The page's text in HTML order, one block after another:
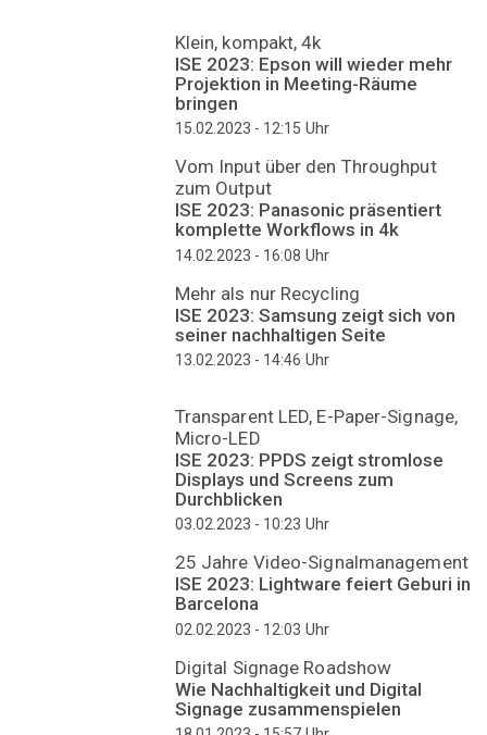
Klein, kompakt, 4k
ISE 2023: Epson will wieder mehr
Projektion in Meeting-Räume
bringen
15.02.2023 - 12:15 Uhr
Vom Input über den Throughput
zum Output
ISE 2023: Panasonic präsentiert
komplette Workflows in 4k
14.02.2023 - 16:08 Uhr
Mehr als nur Recycling
ISE 2023: Samsung zeigt sich von
seiner nachhaltigen Seite
13.02.2023 - 14:46 Uhr
Transparent LED, E-Paper-Signage,
Micro-LED
ISE 2023: PPDS zeigt stromlose
Displays und Screens zum
Durchblicken
03.02.2023 - 10:23 Uhr
25 Jahre Video-Signalmanagement
ISE 2023: Lightware feiert Geburi in
Barcelona
02.02.2023 - 12:03 Uhr
Digital Signage Roadshow
Wie Nachhaltigkeit und Digital
Signage zusammenspielen